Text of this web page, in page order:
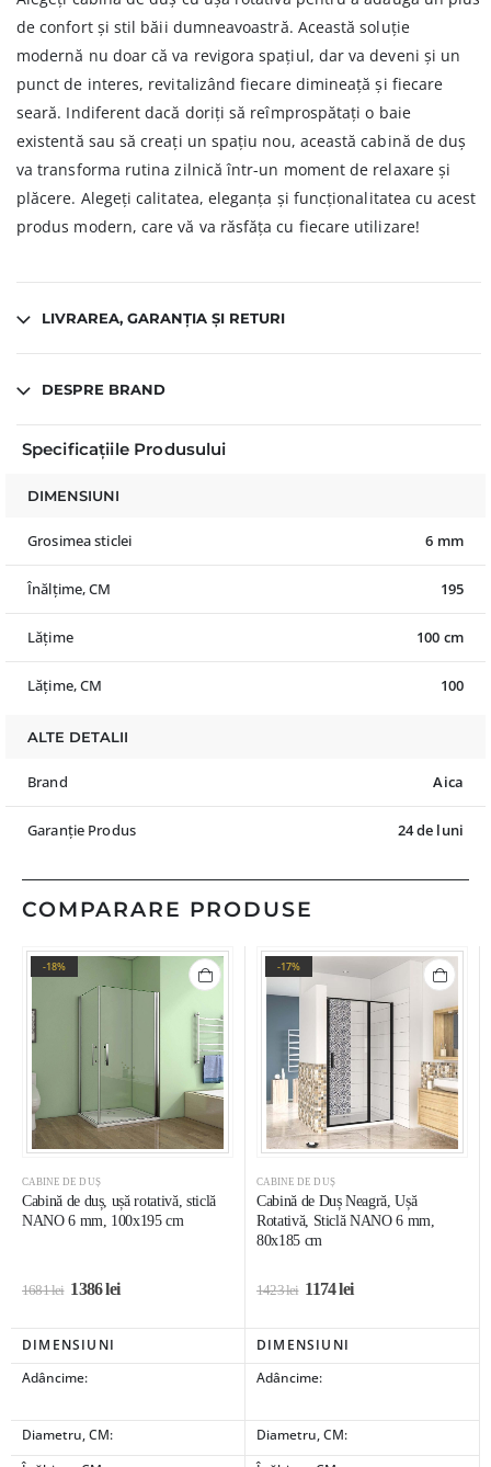
de confort și stil băii dumneavoastră. Această soluție
modernă nu doar că va revigora spațiul, dar va deveni și un
punct de interes, revitalizând fiecare dimineață și fiecare
seară. Indiferent dacă doriți să reîmprospătați o baie
existentă sau să creați un spațiu nou, această cabină de duș
va transforma rutina zilnică într-un moment de relaxare și
plăcere. Alegeți calitatea, eleganța și funcționalitatea cu acest
produs modern, care vă va răsfăța cu fiecare utilizare!
LIVRAREA, GARANȚIA ȘI RETURI
DESPRE BRAND
Specificațiile Produsului
DIMENSIUNI
Grosimea sticlei 6 mm
Înălțime, CM 195
Lățime 100 cm
Lățime, CM 100
ALTE DETALII
Brand Aica
Garanție Produs 24 de luni
COMPARARE PRODUSE
-18%
CABINE DE DUȘ
Cabină de duș, ușă rotativă, sticlă
NANO 6 mm, 100x195 cm
1681lei 1386lei
-17%
CABINE DE DUȘ
Cabină de Duș Neagră, Ușă
Rotativă, Sticlă NANO 6 mm,
80x185 cm
1423lei 1174lei
DIMENSIUNI
DIMENSIUNI
Adâncime:
Adâncime:
Diametru, CM:
Diametru, CM: